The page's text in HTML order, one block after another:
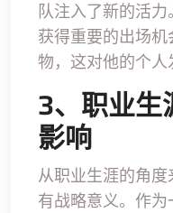
队注入了新的活
获得重要的出场
物，这对他的个人
3、职业生
影响
从职业生涯的角
有战略意义。作